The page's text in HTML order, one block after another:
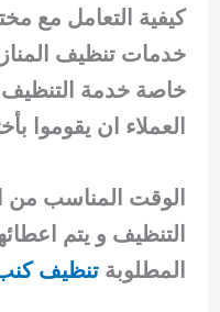
كيفية التعامل مع
خدمات تنظيف
خاصة خدمة التنظيف
العملاء ان يقوموا
الوقت المناسب من
التنظيف و يتم
المطلوبة تنظيف